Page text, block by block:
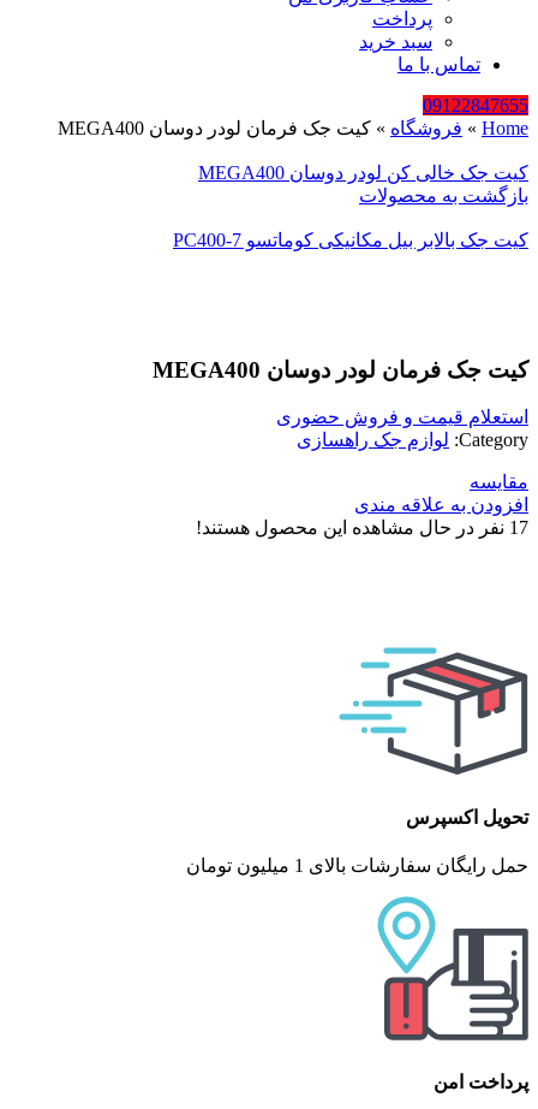
پرداخت
سبد خرید
تماس با ما
09122847655
Home
» فروشگاه » کیت جک فرمان لودر دوسان MEGA400
کیت جک خالی کن لودر دوسان MEGA400
بازگشت به محصولات
کیت جک بالابر بیل مکانیکی کوماتسو PC400-7
کیت جک فرمان لودر دوسان MEGA400
استعلام قیمت و فروش حضوری
Category: لوازم جک راهسازی
مقایسه
افزودن به علاقه مندی
17 نفر در حال مشاهده این محصول هستند!
تحویل اکسپرس
حمل رایگان سفارشات بالای 1 میلیون تومان
پرداخت امن